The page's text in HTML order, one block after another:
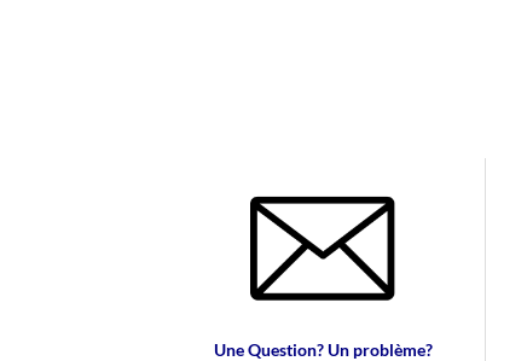
Une Question? Un problème?